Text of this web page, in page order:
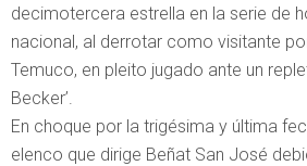
decimotercera estrella en la serie de
nacional, al derrotar como visitante
Temuco, en pleito jugado ante un
Becker’.
En choque por la trigésima y última
elenco que dirige Beñat San José